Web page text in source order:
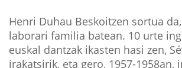
Henri Duhau Beskoitzen sortua
laborari familia batean. 10 urte
euskal dantzak ikasten hasi zen,
irakatsirik, eta gero, 1957-1958an,